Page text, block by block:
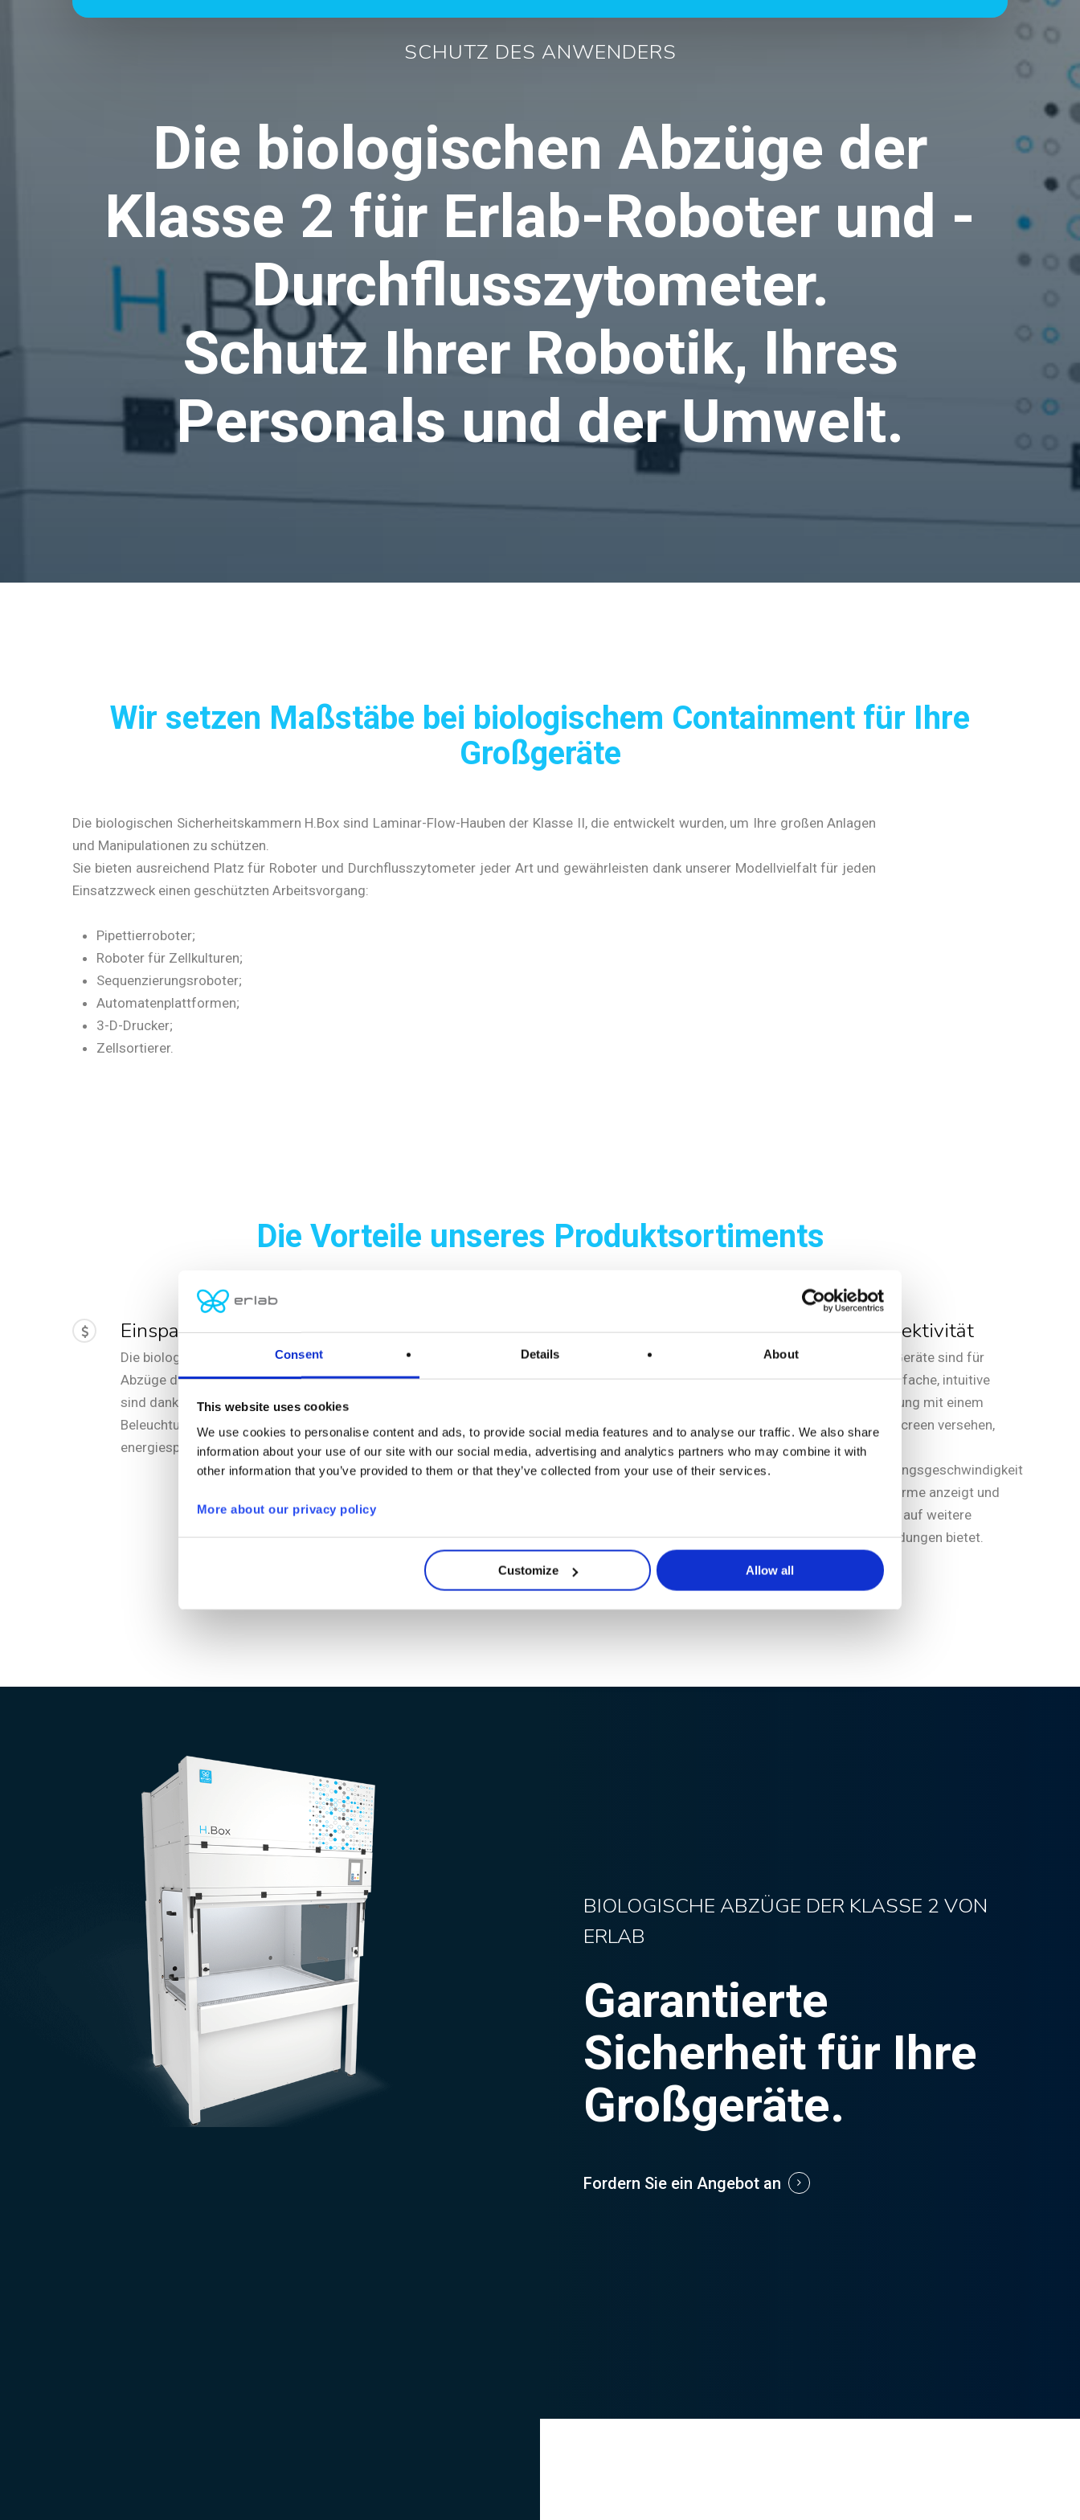
Consent Details About
This website uses cookies
We use cookies to personalise content and ads, to provide social media features and to analyse our traffic. We also share
information about your use of our site with our social media, advertising and analytics partners who may combine it with
other information that you’ve provided to them or that they’ve collected from your use of their services.
More about our privacy policy
Customize Allow all
SCHUTZ DES ANWENDERS
Die biologischen Abzüge der
Klasse 2 für Erlab-Roboter und -
Durchflusszytometer.
Schutz Ihrer Robotik, Ihres
Personals und der Umwelt.
Wir setzen Maßstäbe bei biologischem Containment für Ihre
Großgeräte
Die biologischen Sicherheitskammern H.Box sind Laminar-Flow-Hauben der Klasse II, die entwickelt wurden, um Ihre großen Anlagen
und Manipulationen zu schützen.
Sie bieten ausreichend Platz für Roboter und Durchflusszytometer jeder Art und gewährleisten dank unserer Modellvielfalt für jeden
Einsatzzweck einen geschützten Arbeitsvorgang:
Pipettierroboter;
Roboter für Zellkulturen;
Sequenzierungsroboter;
Automatenplattformen;
3-D-Drucker;
Zellsortierer.
Die Vorteile unseres Produktsortiments
Einsparungen
Die biologischen
Abzüge der Klasse 2
sind dank der LED-
Beleuchtung
energiesparend.
Sicherheit
Eine hochwertige
Filtration erhöht die
Personals und den
Schutz der
Arbeitsvorgänge.
Einfachheit
Dank des Designs, das
den einfachen Zugang
ist eine sichere
Einstellung und Wartung
des Geräts
Zugangsklappe auf der
Frontseite, Arbeitsplatte
Konnektivität
Diese Geräte sind für
eine einfache, intuitive
Bedienung mit einem
Touchscreen versehen,
der die
Strömungsgeschwindigkeit
und Alarme anzeigt und
Zugriff auf weitere
Anwendungen bietet.
BIOLOGISCHE ABZÜGE DER KLASSE 2 VON
ERLAB
Garantierte
Sicherheit für Ihre
Großgeräte.
Fordern Sie ein Angebot an